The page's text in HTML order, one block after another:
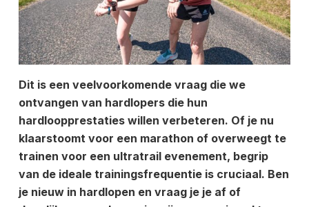
Dit is een veelvoorkomende vraag die we
ontvangen van hardlopers die hun
hardloopprestaties willen verbeteren. Of je nu
klaarstoomt voor een marathon of overweegt te
trainen voor een ultratrail evenement, begrip
van de ideale trainingsfrequentie is cruciaal. Ben
je nieuw in hardlopen en vraag je je af of